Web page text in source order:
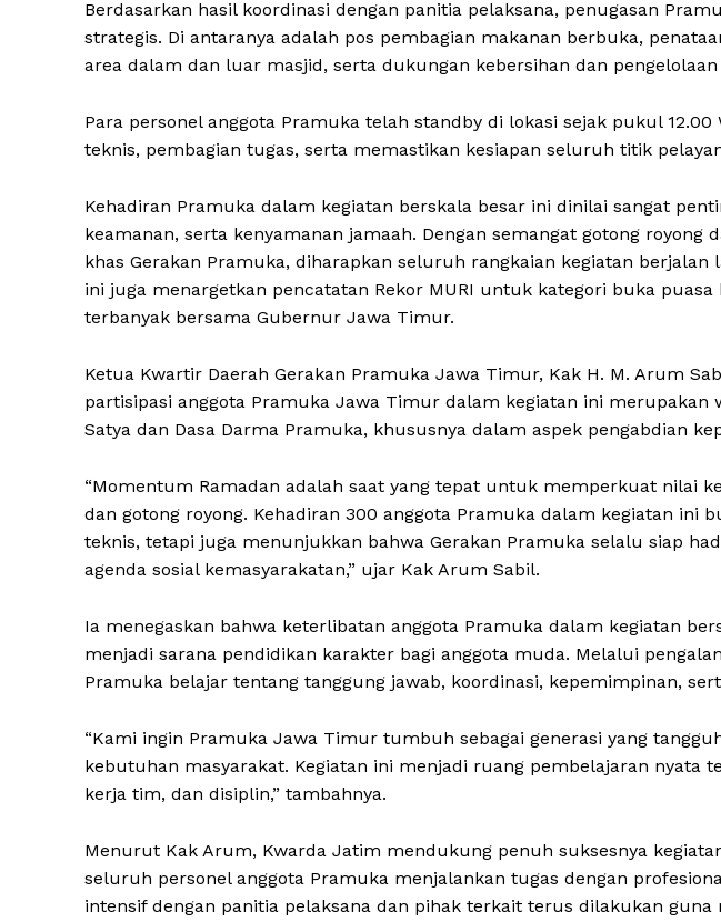
Berdasarkan hasil koordinasi dengan panitia pelaksana, penugasan
strategis. Di antaranya adalah pos pembagian makanan berbuka,
area dalam dan luar masjid, serta dukungan kebersihan dan
Para personel anggota Pramuka telah standby di lokasi sejak pukul
teknis, pembagian tugas, serta memastikan kesiapan seluruh titik
Kehadiran Pramuka dalam kegiatan berskala besar ini dinilai sangat
keamanan, serta kenyamanan jamaah. Dengan semangat gotong royong
khas Gerakan Pramuka, diharapkan seluruh rangkaian kegiatan berjalan
ini juga menargetkan pencatatan Rekor MURI untuk kategori buka
terbanyak bersama Gubernur Jawa Timur.
Ketua Kwartir Daerah Gerakan Pramuka Jawa Timur, Kak H. M. Arum
partisipasi anggota Pramuka Jawa Timur dalam kegiatan ini merupakan
Satya dan Dasa Darma Pramuka, khususnya dalam aspek pengabdian
“Momentum Ramadan adalah saat yang tepat untuk memperkuat nilai
dan gotong royong. Kehadiran 300 anggota Pramuka dalam kegiatan ini
teknis, tetapi juga menunjukkan bahwa Gerakan Pramuka selalu siap
agenda sosial kemasyarakatan,” ujar Kak Arum Sabil.
Ia menegaskan bahwa keterlibatan anggota Pramuka dalam kegiatan
menjadi sarana pendidikan karakter bagi anggota muda. Melalui
Pramuka belajar tentang tanggung jawab, koordinasi, kepemimpinan,
“Kami ingin Pramuka Jawa Timur tumbuh sebagai generasi yang
kebutuhan masyarakat. Kegiatan ini menjadi ruang pembelajaran nyata
kerja tim, dan disiplin,” tambahnya.
Menurut Kak Arum, Kwarda Jatim mendukung penuh suksesnya
seluruh personel anggota Pramuka menjalankan tugas dengan
intensif dengan panitia pelaksana dan pihak terkait terus dilakukan guna